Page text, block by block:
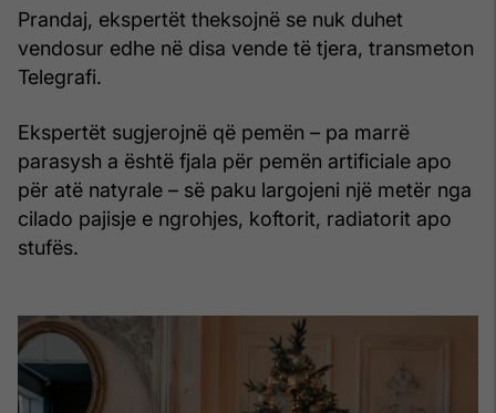
Prandaj, ekspertët theksojnë se nuk duhet
vendosur edhe në disa vende të tjera, transmeton
Telegrafi.
Ekspertët sugjerojnë që pemën – pa marrë
parasysh a është fjala për pemën artificiale apo
për atë natyrale – së paku largojeni një metër nga
cilado pajisje e ngrohjes, koftorit, radiatorit apo
stufës.